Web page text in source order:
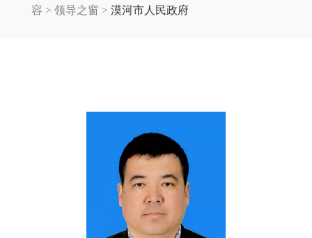
容 > 领导之窗 > 漠河市人民政府